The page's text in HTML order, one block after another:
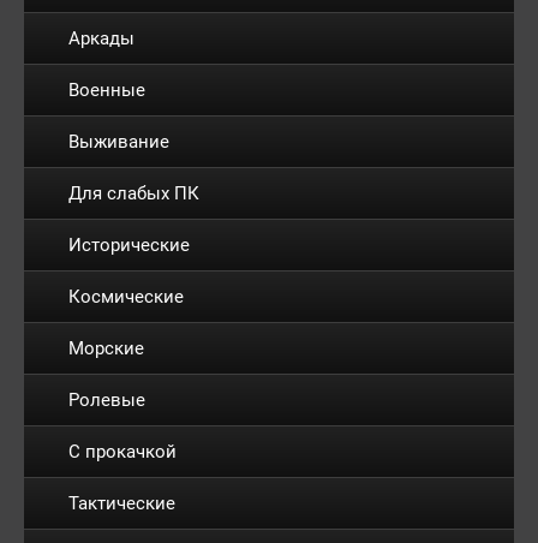
Аркады
Военные
Выживание
Для слабых ПК
Исторические
Космические
Морские
Ролевые
С прокачкой
Тактические